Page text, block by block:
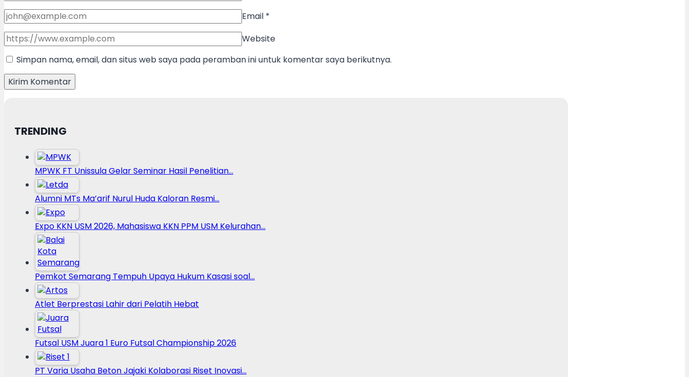
Email *
Website
Simpan nama, email, dan situs web saya pada peramban ini untuk komentar saya berikutnya.
TRENDING
MPWK FT Unissula Gelar Seminar Hasil Penelitian…
Alumni MTs Ma’arif Nurul Huda Kaloran Resmi…
Expo KKN USM 2026, Mahasiswa KKN PPM USM Kelurahan…
Pemkot Semarang Tempuh Upaya Hukum Kasasi soal…
Atlet Berprestasi Lahir dari Pelatih Hebat
Futsal USM Juara 1 Euro Futsal Championship 2026
PT Varia Usaha Beton Jajaki Kolaborasi Riset Inovasi…